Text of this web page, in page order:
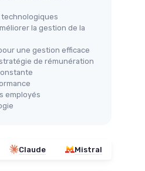
la gestion de la
une gestion efficace
de rémunération
employés
Claude Mistral